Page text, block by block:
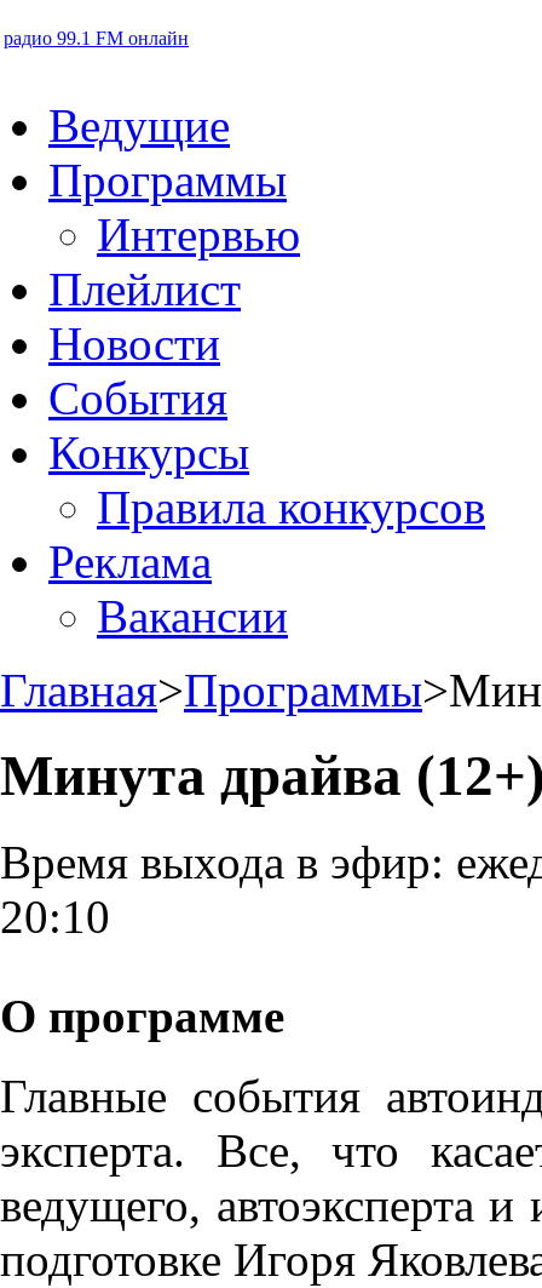
радио 99.1 FM онлайн
Ведущие
Программы
Интервью
Плейлист
Новости
События
Конкурсы
Правила конкурсов
Реклама
Вакансии
Главная>Программы>
Минута драйва
Время выхода в эфир:
20:10
О программе
Главные события
эксперта. Все, что
ведущего, автоэксперта
подготовке Игоря